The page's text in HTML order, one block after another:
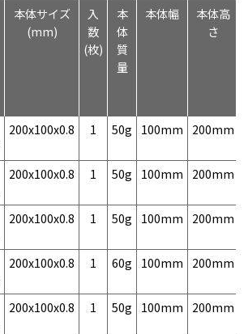
本体サイズ
(mm)
入
数
(枚)
本
体
質
量
本体幅
本体高
さ
200x100x0.8 1 50g 100mm 200mm
200x100x0.8 1 50g 100mm 200mm
200x100x0.8 1 50g 100mm 200mm
200x100x0.8 1 60g 100mm 200mm
200x100x0.8 1 50g 100mm 200mm